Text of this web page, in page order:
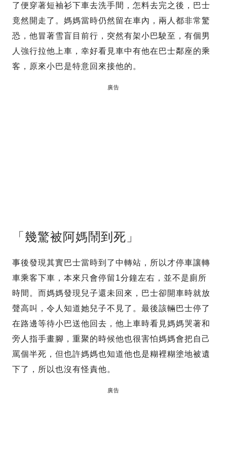
了便穿著短袖衫下車去洗手間，怎料去完之後，巴士
竟然開走了。媽媽當時仍然留在車內，兩人都非常驚
恐，他冒著雪盲目前行，突然有架小巴駛至，有個男
人強行拉他上車，幸好看見車中有他在巴士鄰座的乘
客，原來小巴是特意回來接他的。
廣告
「幾驚被阿媽鬧到死」
事後發現其實巴士當時到了中轉站，所以才停車讓轉
車乘客下車，本來只會停留1分鐘左右，並不是廁所
時間。而媽媽發現兒子還未回來，巴士卻開車時就放
聲高叫，令人知道她兒子不見了。最後該輛巴士停了
在路邊等待小巴送他回去，他上車時看見媽媽哭著和
旁人指手畫腳，重聚的時候他也很害怕媽媽會把自己
罵個半死，但也許媽媽也知道他也是糊裡糊塗地被遺
下了，所以也沒有怪責他。
廣告